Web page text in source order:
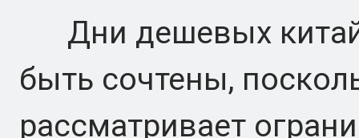
Дни дешевых
быть сочтены,
рассматривает